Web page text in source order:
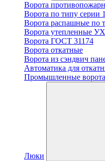
Ворота
Ворота по типу серии
Ворота распашные по
Ворота утепленные
Ворота ГОСТ 31174
Ворота откатные
Ворота из сэндвич
Автоматика для
Промышленные ворота
Люки